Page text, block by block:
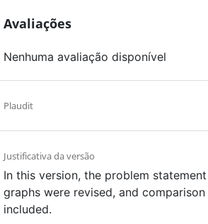
Avaliações
Nenhuma avaliação disponível
Plaudit
Justificativa da versão
In this version, the problem
graphs were revised, and
included.